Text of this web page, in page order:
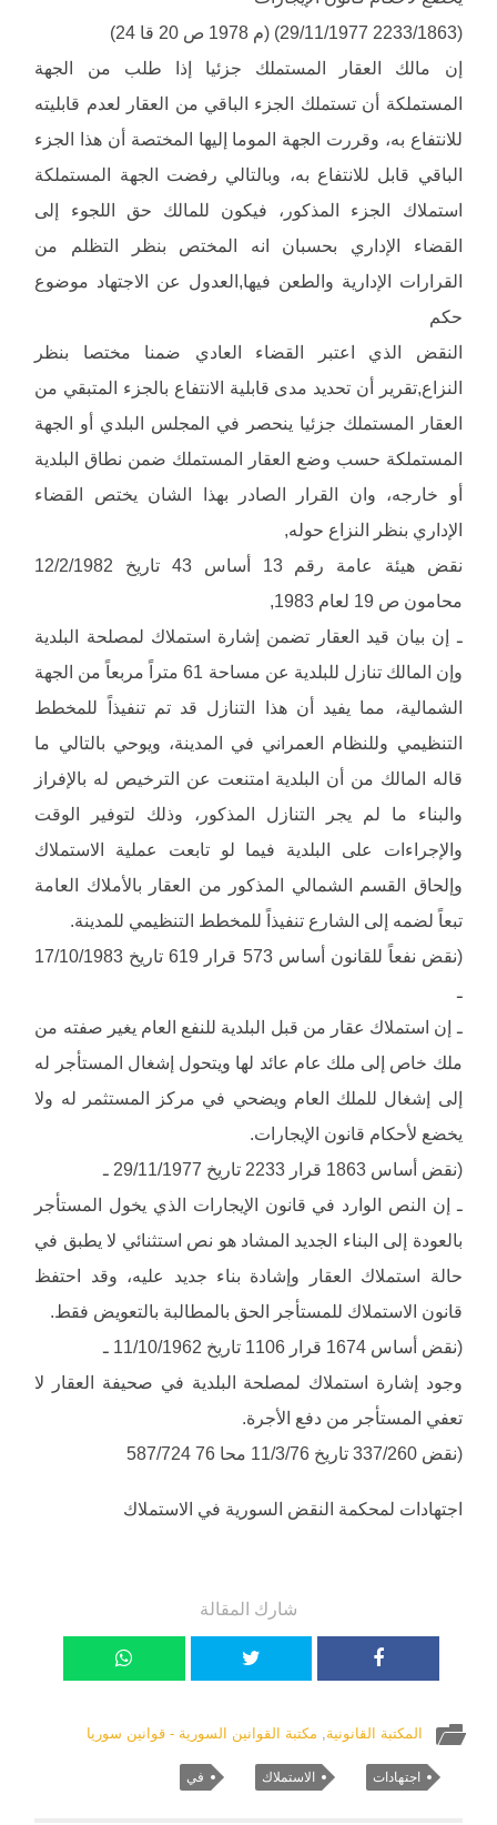
(2233/1863 29/11/1977) (م 1978 ص 20 قا 24)
إن مالك العقار المستملك جزئيا إذا طلب من الجهة
المستملكة أن تستملك الجزء الباقي من العقار لعدم قابليته
للانتفاع به، وقررت الجهة الموما إليها المختصة أن هذا الجزء
الباقي قابل للانتفاع به، وبالتالي رفضت الجهة المستملكة
استملاك الجزء المذكور، فيكون للمالك حق اللجوء إلى
القضاء الإداري بحسبان انه المختص بنظر التظلم من
القرارات الإدارية والطعن فيها,العدول عن الاجتهاد موضوع
حكم
النقض الذي اعتبر القضاء العادي ضمنا مختصا بنظر
النزاع,تقرير أن تحديد مدى قابلية الانتفاع بالجزء المتبقي من
العقار المستملك جزئيا ينحصر في المجلس البلدي أو الجهة
المستملكة حسب وضع العقار المستملك ضمن نطاق البلدية
أو خارجه، وان القرار الصادر بهذا الشان يختص القضاء
الإداري بنظر النزاع حوله,
نقض هيئة عامة رقم 13 أساس 43 تاريخ 12/2/1982
محامون ص 19 لعام 1983,
ـ إن بيان قيد العقار تضمن إشارة استملاك لمصلحة البلدية
وإن المالك تنازل للبلدية عن مساحة 61 متراً مربعاً من الجهة
الشمالية، مما يفيد أن هذا التنازل قد تم تنفيذاً للمخطط
التنظيمي وللنظام العمراني في المدينة، ويوحي بالتالي ما
قاله المالك من أن البلدية امتنعت عن الترخيص له بالإفراز
والبناء ما لم يجر التنازل المذكور، وذلك لتوفير الوقت
والإجراءات على البلدية فيما لو تابعت عملية الاستملاك
وإلحاق القسم الشمالي المذكور من العقار بالأملاك العامة
تبعاً لضمه إلى الشارع تنفيذاً للمخطط التنظيمي للمدينة.
(نقض نفعاً للقانون أساس 573 قرار 619 تاريخ 17/10/1983
ـ
ـ إن استملاك عقار من قبل البلدية للنفع العام يغير صفته من
ملك خاص إلى ملك عام عائد لها ويتحول إشغال المستأجر له
إلى إشغال للملك العام ويضحي في مركز المستثمر له ولا
يخضع لأحكام قانون الإيجارات.
(نقض أساس 1863 قرار 2233 تاريخ 29/11/1977 ـ
ـ إن النص الوارد في قانون الإيجارات الذي يخول المستأجر
بالعودة إلى البناء الجديد المشاد هو نص استثنائي لا يطبق في
حالة استملاك العقار وإشادة بناء جديد عليه، وقد احتفظ
قانون الاستملاك للمستأجر الحق بالمطالبة بالتعويض فقط.
(نقض أساس 1674 قرار 1106 تاريخ 11/10/1962 ـ
وجود إشارة استملاك لمصلحة البلدية في صحيفة العقار لا
تعفي المستأجر من دفع الأجرة.
(نقض 337/260 تاريخ 11/3/76 محا 76 587/724
اجتهادات لمحكمة النقض السورية في الاستملاك
شارك المقالة
المكتبة القانونية, مكتبة القوانين السورية - قوانين سوريا
اجتهادات الاستملاك في